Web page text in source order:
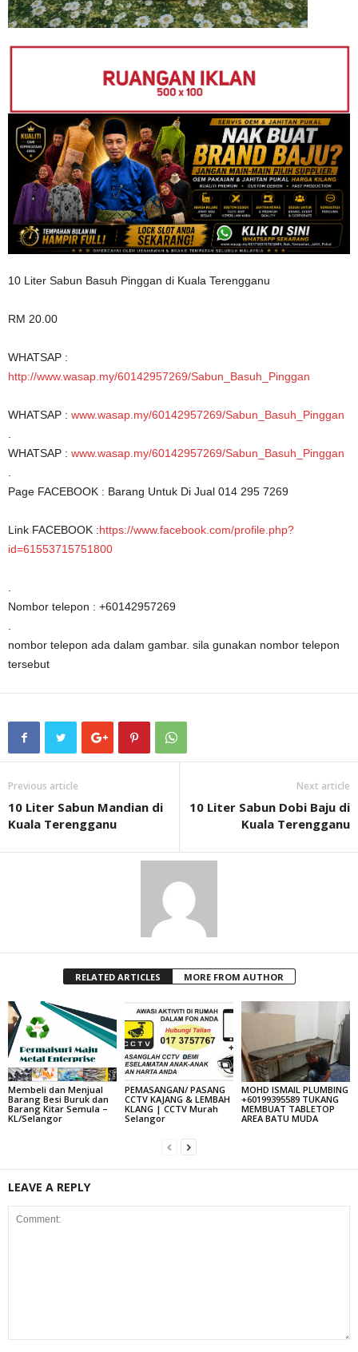
10 Liter Sabun Basuh Pinggan di Kuala Terengganu
RM 20.00
WHATSAP :
http://www.wasap.my/60142957269/Sabun_Basuh_Pinggan
WHATSAP : www.wasap.my/60142957269/Sabun_Basuh_Pinggan
WHATSAP : www.wasap.my/60142957269/Sabun_Basuh_Pinggan
Page FACEBOOK : Barang Untuk Di Jual 014 295 7269
Link FACEBOOK :https://www.facebook.com/profile.php?
id=61553715751800
Nombor telepon : +60142957269
nombor telepon ada dalam gambar. sila gunakan nombor telepon
tersebut
Previous article
10 Liter Sabun Mandian di
Kuala Terengganu
Next article
10 Liter Sabun Dobi Baju di
Kuala Terengganu
RELATED ARTICLES MORE FROM AUTHOR
Membeli dan Menjual
Barang Besi Buruk dan
Barang Kitar Semula –
KL/Selangor
PEMASANGAN/ PASANG
CCTV KAJANG & LEMBAH
KLANG | CCTV Murah
Selangor
MOHD ISMAIL PLUMBING
+60199395589 TUKANG
MEMBUAT TABLETOP
AREA BATU MUDA
LEAVE A REPLY